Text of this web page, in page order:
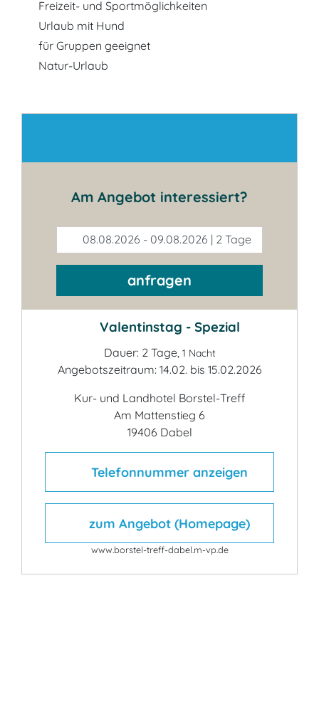
Freizeit- und Sportmöglichkeiten
Urlaub mit Hund
für Gruppen geeignet
Natur-Urlaub
Am Angebot interessiert?
08.08.2026 - 09.08.2026 | 2 Tage
anfragen
Valentinstag - Spezial
Dauer: 2 Tage, 1 Nacht
Angebotszeitraum: 14.02. bis 15.02.2026
Kur- und Landhotel Borstel-Treff
Am Mattenstieg 6
19406 Dabel
Telefonnummer anzeigen
zum Angebot (Homepage)
www.borstel-treff-dabel.m-vp.de